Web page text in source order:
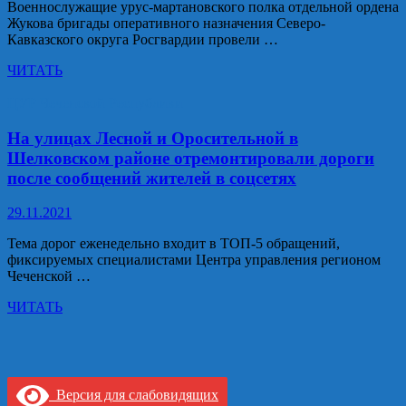
строительства
Военнослужащие урус-мартановского полка отдельной ордена
Жукова бригады оперативного назначения Северо-
Кавказского округа Росгвардии провели …
Тематическое
рождения
Е.Ф.
Комаровского
провели
в
Мартане
ЧИТАТЬ
На улицах Лесной и Оросительной в
Шелковском районе отремонтировали дороги
после сообщений жителей в соцсетях
29.11.2021
Тема дорог еженедельно входит в ТОП-5 обращений,
фиксируемых специалистами Центра управления регионом
Чеченской …
На
ЧИТАТЬ
Версия для слабовидящих